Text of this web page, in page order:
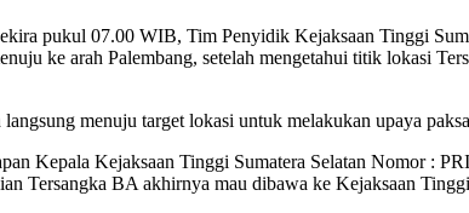
pukul 07.00 WIB, Tim Penyidik Kejaksaan Tinggi
ke arah Palembang, setelah mengetahui titik lokasi
menuju target lokasi untuk melakukan upaya
Kepala Kejaksaan Tinggi Sumatera Selatan Nomor :
Tersangka BA akhirnya mau dibawa ke Kejaksaan